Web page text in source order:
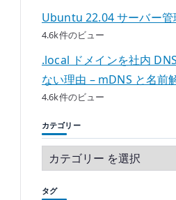
Ubuntu 22.04 サーバー管
4.6k件のビュー
.local ドメインを社内
ない理由 – mDNS と名前
4.6k件のビュー
カテゴリー
タグ